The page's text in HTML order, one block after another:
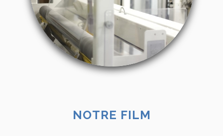
NOTRE FILM